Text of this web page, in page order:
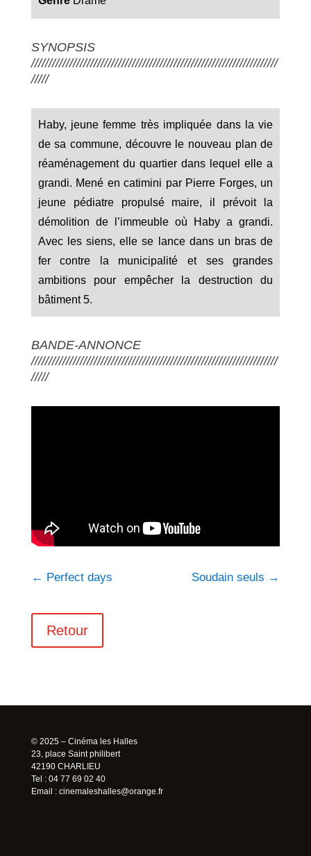
SYNOPSIS
///////////////////////////////////////////////////////////////////////
/////
Haby, jeune femme très impliquée dans la vie
de sa commune, découvre le nouveau plan de
réaménagement du quartier dans lequel elle a
grandi. Mené en catimini par Pierre Forges, un
jeune pédiatre propulsé maire, il prévoit la
démolition de l’immeuble où Haby a grandi.
Avec les siens, elle se lance dans un bras de
fer contre la municipalité et ses grandes
ambitions pour empêcher la destruction du
bâtiment 5.
BANDE-ANNONCE
///////////////////////////////////////////////////////////////////////
/////
← Perfect days Soudain seuls →
Retour
© 2025 – Cinéma les Halles
23, place Saint philibert
42190 CHARLIEU
Tel : 04 77 69 02 40
Email : cinemaleshalles@orange.fr